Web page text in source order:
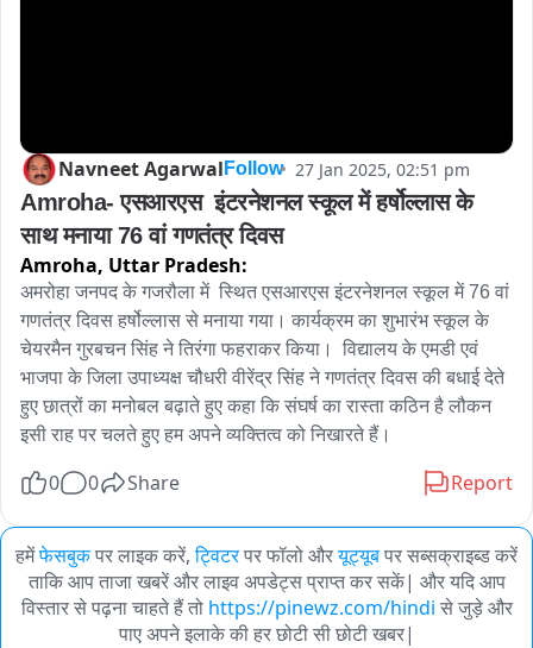
Navneet Agarwal Follow 27 Jan 2025, 02:51 pm
Amroha- एसआरएस  इंटरनेशनल स्कूल में हर्षोल्लास के
साथ मनाया 76 वां गणतंत्र दिवस
Amroha, Uttar Pradesh:
अमरोहा जनपद के गजरौला में  स्थित एसआरएस इंटरनेशनल स्कूल में 76 वां
गणतंत्र दिवस हर्षोल्लास से मनाया गया। कार्यक्रम का शुभारंभ स्कूल के
चेयरमैन गुरबचन सिंह ने तिरंगा फहराकर किया।  विद्यालय के एमडी एवं
भाजपा के जिला उपाध्यक्ष चौधरी वीरेंद्र सिंह ने गणतंत्र दिवस की बधाई देते
हुए छात्रों का मनोबल बढ़ाते हुए कहा कि संघर्ष का रास्ता कठिन है लौकन
इसी राह पर चलते हुए हम अपने व्यक्तित्व को निखारते हैं।
0 0 Share Report
हमेंफेसबुकपर लाइक करें, ट्विटरपर फॉलो औरयूट्यूबपर सब्सक्राइब्ड करें
ताकि आप ताजा खबरें और लाइव अपडेट्स प्राप्त कर सकें| और यदि आप
विस्तार से पढ़ना चाहते हैं तो https://pinewz.com/hindi से जुड़े और
पाए अपने इलाके की हर छोटी सी छोटी खबर|